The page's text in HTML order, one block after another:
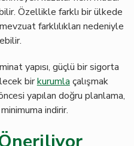
Özellikle farklı bir ülkede
farklılıkları nedeniyle
yapısı, güçlü bir sigorta
birkurumla çalışmak
yapılan doğru planlama,
indirir.